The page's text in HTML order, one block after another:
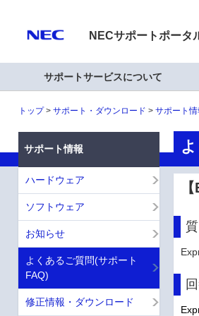
NECサポートポータ
サポートサービスについて
トップ サポート・ダウンロード サポート
サポート情報
ハードウェア
ソフトウェア
お知らせ
よくあるご質問(サポート
FAQ)
修正情報・ダウンロード